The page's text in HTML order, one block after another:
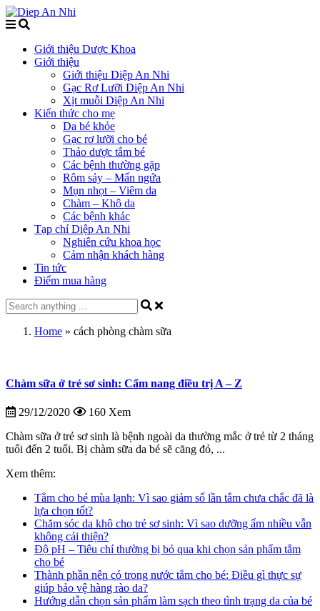
Giới thiệu Dược Khoa
Giới thiệu
Giới thiệu Diệp An Nhi
Gạc Rơ Lưỡi Diệp An Nhi
Xịt muỗi Diệp An Nhi
Kiến thức cho mẹ
Da bé khỏe
Gạc rơ lưỡi cho bé
Thảo dược tắm bé
Các bệnh thường gặp
Rôm sảy – Mẩn ngứa
Mụn nhọt – Viêm da
Chàm – Khô da
Các bệnh khác
Tạp chí Diệp An Nhi
Nghiên cứu khoa học
Cảm nhận khách hàng
Tin tức
Điểm mua hàng
Home » cách phòng chàm sữa
Chàm sữa ở trẻ sơ sinh: Cẩm nang điều trị A – Z
29/12/2020 160 Xem
Chàm sữa ở trẻ sơ sinh là bệnh ngoài da thường mắc ở trẻ từ 2 tháng
tuổi đến 2 tuổi. Bị chàm sữa da bé sẽ căng đỏ, ...
Xem thêm:
Tắm cho bé mùa lạnh: Vì sao giảm số lần tắm chưa chắc đã là
lựa chọn tốt?
Chăm sóc da khô cho trẻ sơ sinh: Vì sao dưỡng ẩm nhiều vẫn
không cải thiện?
Độ pH – Tiêu chí thường bị bỏ qua khi chọn sản phẩm tắm
cho bé
Thành phần nên có trong nước tắm cho bé: Điều gì thực sự
giúp bảo vệ hàng rào da?
Hướng dẫn chọn sản phẩm làm sạch theo tình trạng da của bé